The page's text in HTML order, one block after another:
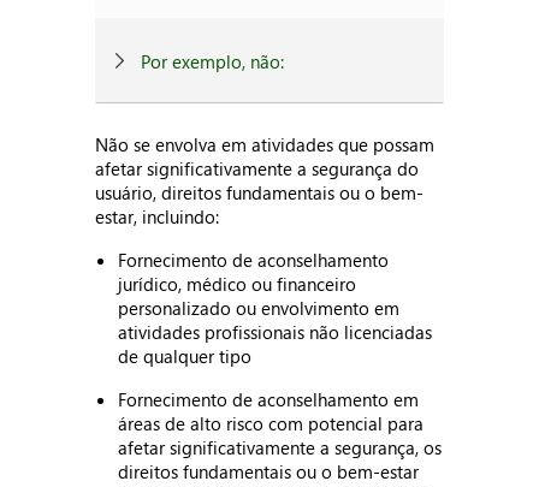
Por exemplo, não:
Não se envolva em atividades que possam
afetar significativamente a segurança do
usuário, direitos fundamentais ou o bem-
estar, incluindo:
Fornecimento de aconselhamento
jurídico, médico ou financeiro
personalizado ou envolvimento em
atividades profissionais não licenciadas
de qualquer tipo
Fornecimento de aconselhamento em
áreas de alto risco com potencial para
afetar significativamente a segurança, os
direitos fundamentais ou o bem-estar